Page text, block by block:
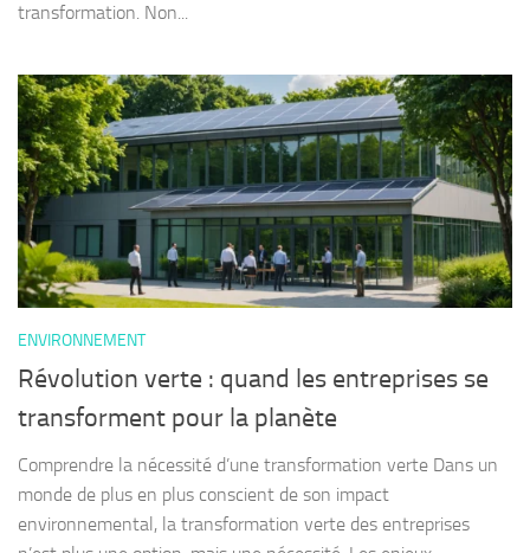
transformation. Non...
ENVIRONNEMENT
Révolution verte : quand les entreprises se
transforment pour la planète
Comprendre la nécessité d’une transformation verte Dans un
monde de plus en plus conscient de son impact
environnemental, la transformation verte des entreprises